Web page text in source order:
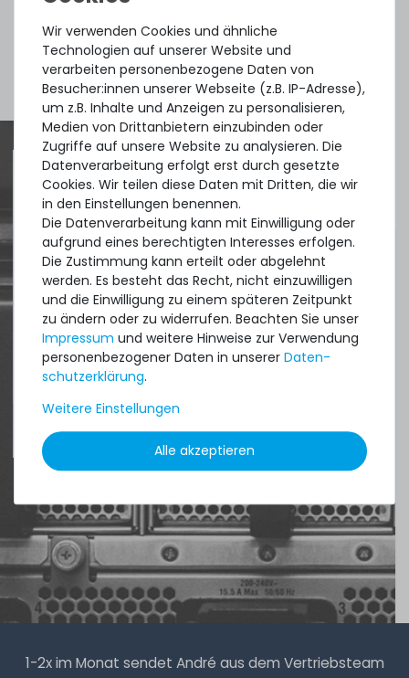
Thermal Grizzly Duronaut Wärmeleitpaste / Thermal
Paste - 6g Tube - TG-D-006-R
14Stück sofort lieferbar
1-2 Tage*
17,90 € *
6 Gramm | 2.983,33 € / Kilogramm
Thermal Grizzly Aeronaut Wärmeleitpaste / Thermal
32Stück sofort lieferbar
1-2 Tage*
6,90 € *
3.9 Gramm | 1.769,23 € / Kilogramm
Mehr Zubehör anzeigen
Quick shipment for heavy-weigth servers
an perfect state of the machines. Also
great paying options and Euro VAT
managing.
DAVID G.
ausTres Cantos
4.96 /5.00aus8.500Bewertungen
1-2x im Monat sendet André aus dem Vertriebsteam
Wir verwenden Cookies und ähnliche
Technologien auf unserer Website und
verarbeiten personenbezogene Daten von
Besucher:innen unserer Webseite (z.B. IP-Adresse),
um z.B. Inhalte und Anzeigen zu personalisieren,
Medien von Drittanbietern einzubinden oder
Zugriffe auf unsere Website zu analysieren. Die
Datenverarbeitung erfolgt erst durch gesetzte
Cookies. Wir teilen diese Daten mit Dritten, die wir
in den Einstellungen benennen.
Die Datenverarbeitung kann mit Einwilligung oder
aufgrund eines berechtigten Interesses erfolgen.
Die Zustimmung kann erteilt oder abgelehnt
werden. Es besteht das Recht, nicht einzuwilligen
und die Einwilligung zu einem späteren Zeitpunkt
zu ändern oder zu widerrufen. Beachten Sie unser
Impressum und weitere Hinweise zur Verwendung
personenbezogener Daten in unserer Daten­
schutz­erklärung.
Weitere Einstellungen
Alle akzeptieren